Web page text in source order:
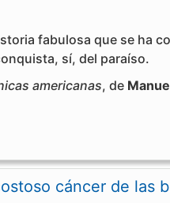
fabulosa que se ha
sí, del paraíso.
americanas, de
cáncer de las